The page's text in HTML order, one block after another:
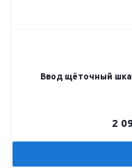
Ввод щёточный
2